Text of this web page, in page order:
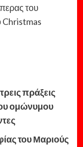
του
Christmas
πράξεις
ομώνυμου
του Μαριούς